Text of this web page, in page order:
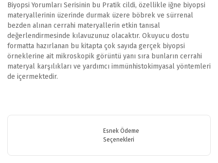
Biyopsi Yorumları Serisinin bu Pratik cildi, özellikle iğne biyopsi
materyallerinin üzerinde durmak üzere böbrek ve sürrenal
bezden alınan cerrahi materyallerin etkin tanısal
değerlendirmesinde kılavuzunuz olacaktır. Okuyucu dostu
formatta hazırlanan bu kitapta çok sayıda gerçek biyopsi
örneklerine ait mikroskopik görüntü yanı sıra bunların cerrahi
materyal karşılıkları ve yardımcı immünhistokimyasal yöntemleri
de içermektedir.
Bu ürüne ilk yorumu siz yapın!
Görüş ve önerileriniz için teşekkür ederiz.
Ürün resmi kalitesiz, bozuk veya görüntülenemiyor.
Esnek Ödeme
Seçenekleri